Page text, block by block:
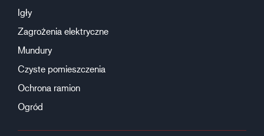
Igły
Zagrożenia elektryczne
Mundury
Czyste pomieszczenia
Ochrona ramion
Ogród